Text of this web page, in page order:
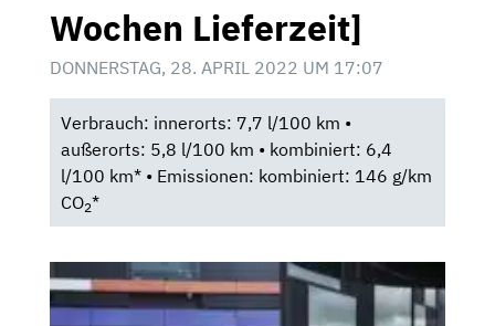
Wochen Lieferzeit]
DONNERSTAG, 28. APRIL 2022 UM 17:07
Verbrauch: innerorts: 7,7 l/100 km •
außerorts: 5,8 l/100 km • kombiniert: 6,4
l/100 km* • Emissionen: kombiniert: 146 g/km
CO2*